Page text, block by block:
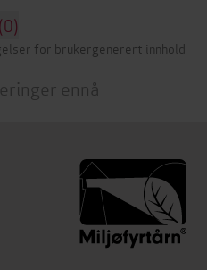
(0)
for brukergenerert innhold
ennå